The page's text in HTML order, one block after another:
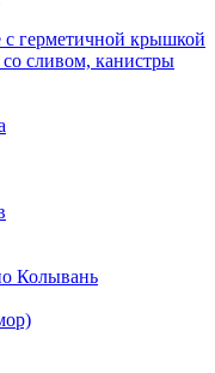
с герметичной крышкой
сливом, канистры
Колывань